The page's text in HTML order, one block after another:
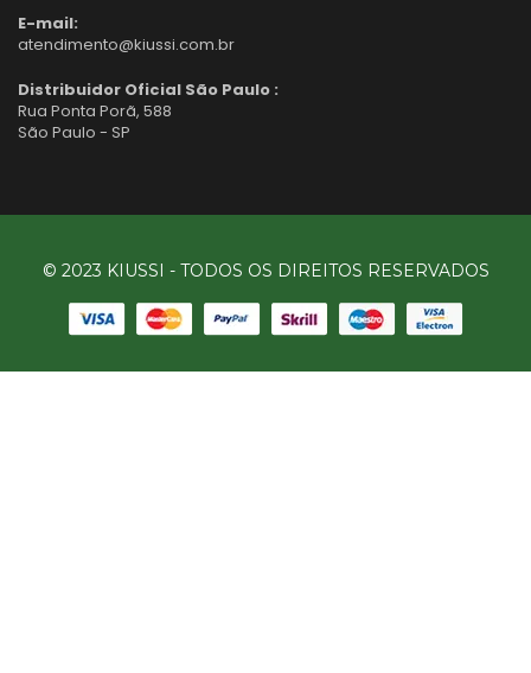
E-mail:
atendimento@kiussi.com.br
Distribuidor Oficial São Paulo :
Rua Ponta Porã, 588
São Paulo - SP
© 2023 KIUSSI - TODOS OS DIREITOS RESERVADOS